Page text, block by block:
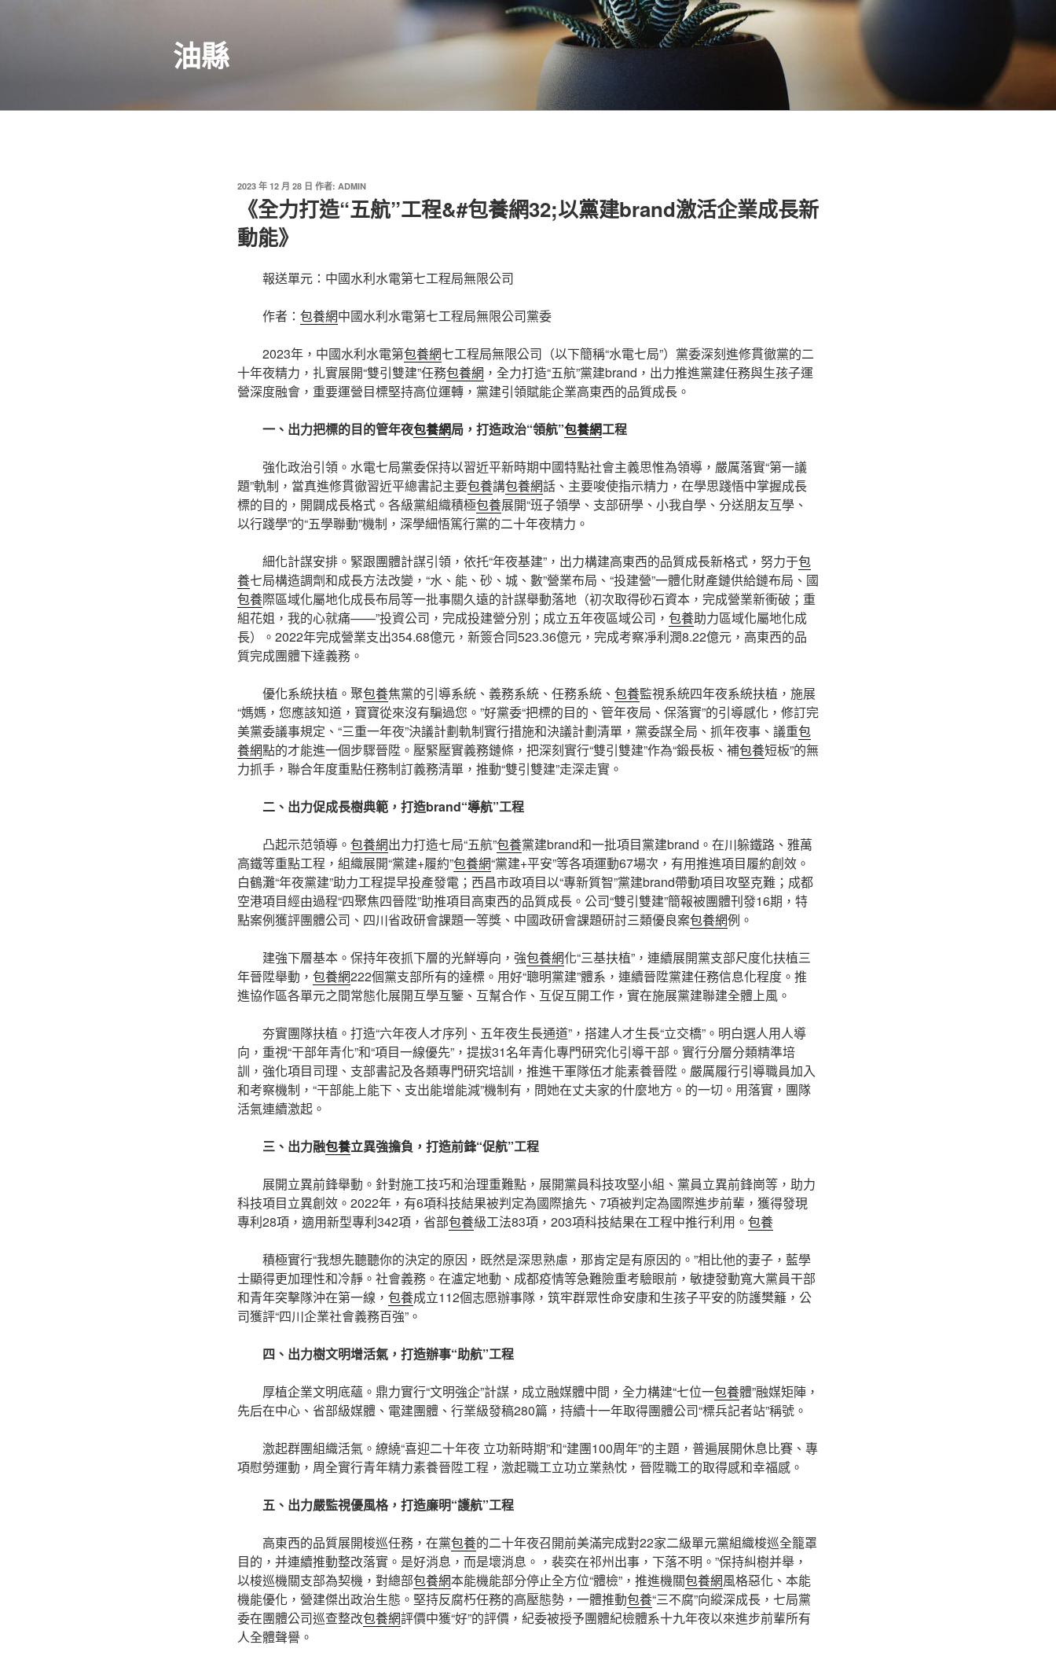
油縣
發
2023 年 12 月 28 日 作者: ADMIN
《全力打造“五航”工程&#包養網32;以黨建brand激活企業成長新
動能》
報送單元：中國水利水電第七工程局無限公司
作者： 包養網中國水利水電第七工程局無限公司黨委
2023年，中國水利水電第包養網七工程局無限公司（以下簡稱“水電七局”）黨委深刻進修貫徹黨的二
十年夜精力，扎實展開“雙引雙建”任務包養網 ，全力打造“五航”黨建brand，出力推進黨建任務與生孩子運
營深度融會，重要運營目標堅持高位運轉，黨建引領賦能企業高東西的品質成長。
一、出力把標的目的管年夜包養網局，打造政治“領航”包養網工程
強化政治引領。水電七局黨委保持以習近平新時期中國特點社會主義思惟為領導，嚴厲落實“第一議
題”軌制，當真進修貫徹習近平總書記主要包養講包養網話、主要唆使指示精力，在學思踐悟中掌握成長
標的目的，開闢成長格式。各級黨組織積極包養展開“班子領學、支部研學、小我自學、分送朋友互學、
以行踐學”的“五學聯動”機制，深學細悟篤行黨的二十年夜精力。
細化計謀安排。緊跟團體計謀引領，依托“年夜基建”，出力構建高東西的品質成長新格式，努力于包
養七局構造調劑和成長方法改變，“水、能、砂、城、數”營業布局、“投建營”一體化財產鏈供給鏈布局、國
包養際區域化屬地化成長布局等一批事關久遠的計謀舉動落地（初次取得砂石資本，完成營業新衝破；重
組花姐，我的心就痛——”投資公司，完成投建營分別；成立五年夜區域公司， 包養助力區域化屬地化成
長）。2022年完成營業支出354.68億元，新簽合同523.36億元，完成考察凈利潤8.22億元，高東西的品
質完成團體下達義務。
優化系統扶植。聚包養焦黨的引導系統、義務系統、任務系統、 包養監視系統四年夜系統扶植，施展
“媽媽，您應該知道，寶寶從來沒有騙過您。”好黨委“把標的目的、管年夜局、保落實”的引導感化，修訂完
美黨委議事規定、“三重一年夜”決議計劃軌制實行措施和決議計劃清單，黨委謀全局、抓年夜事、議重包
養網點的才能進一個步驟晉陞。壓緊壓實義務鏈條，把深刻實行“雙引雙建”作為“鍛長板、補包養短板”的無
力抓手，聯合年度重點任務制訂義務清單，推動“雙引雙建”走深走實。
二、出力促成長樹典範，打造brand“導航”工程
凸起示范領導。 包養網出力打造七局“五航”包養黨建brand和一批項目黨建brand。在川躲鐵路、雅萬
高鐵等重點工程，組織展開“黨建+履約”包養網“黨建+平安”等各項運動67場次，有用推進項目履約創效。
白鶴灘“年夜黨建”助力工程提早投產發電；西昌市政項目以“專新質智”黨建brand帶動項目攻堅克難；成都
空港項目經由過程“四聚焦四晉陞”助推項目高東西的品質成長。公司“雙引雙建”簡報被團體刊發16期，特
點案例獲評團體公司、四川省政研會課題一等獎、中國政研會課題研討三類優良案包養網例。
建強下層基本。保持年夜抓下層的光鮮導向，強包養網化“三基扶植”，連續展開黨支部尺度化扶植三
年晉陞舉動， 包養網222個黨支部所有的達標。用好“聰明黨建”體系，連續晉陞黨建任務信息化程度。推
進協作區各單元之間常態化展開互學互鑒、互幫合作、互促互開工作，實在施展黨建聯建全體上風。
夯實團隊扶植。打造“六年夜人才序列、五年夜生長通道”，搭建人才生長“立交橋”。明白選人用人導
向，重視“干部年青化”和“項目一線優先”，提拔31名年青化專門研究化引導干部。實行分層分類精準培
訓，強化項目司理、支部書記及各類專門研究培訓，推進干軍隊伍才能素養晉陞。嚴厲履行引導職員加入
和考察機制，“干部能上能下、支出能增能減”機制有，問她在丈夫家的什麼地方。的一切。用落實，團隊
活氣連續激起。
三、出力融包養立異強擔負，打造前鋒“促航”工程
展開立異前鋒舉動。針對施工技巧和治理重難點，展開黨員科技攻堅小組、黨員立異前鋒崗等，助力
科技項目立異創效。2022年，有6項科技結果被判定為國際搶先、7項被判定為國際進步前輩，獲得發現
專利28項，適用新型專利342項，省部包養級工法83項，203項科技結果在工程中推行利用。 包養
積極實行“我想先聽聽你的決定的原因，既然是深思熟慮，那肯定是有原因的。”相比他的妻子，藍學
士顯得更加理性和冷靜。社會義務。在瀘定地動、成都疫情等急難險重考驗眼前，敏捷發動寬大黨員干部
和青年突擊隊沖在第一線， 包養成立112個志愿辦事隊，筑牢群眾性命安康和生孩子平安的防護樊籬，公
司獲評“四川企業社會義務百強”。
四、出力樹文明增活氣，打造辦事“助航”工程
厚植企業文明底蘊。鼎力實行“文明強企”計謀，成立融媒體中間，全力構建“七位一包養體”融媒矩陣，
先后在中心、省部級媒體、電建團體、行業級發稿280篇，持續十一年取得團體公司“標兵記者站”稱號。
激起群團組織活氣。繚繞“喜迎二十年夜 立功新時期”和“建團100周年”的主題，普遍展開休息比賽、專
項慰勞運動，周全實行青年精力素養晉陞工程，激起職工立功立業熱忱，晉陞職工的取得感和幸福感。
五、出力嚴監視優風格，打造廉明“護航”工程
高東西的品質展開梭巡任務，在黨包養的二十年夜召開前美滿完成對22家二級單元黨組織梭巡全籠罩
目的，并連續推動整改落實。是好消息，而是壞消息。，裴奕在祁州出事，下落不明。”保持糾樹并舉，
以梭巡機關支部為契機，對總部包養網本能機能部分停止全方位“體檢”，推進機關包養網風格惡化、本能
機能優化，營建傑出政治生態。堅持反腐朽任務的高壓態勢，一體推動包養“三不腐”向縱深成長，七局黨
委在團體公司巡查整改包養網評價中獲“好”的評價，紀委被授予團體紀檢體系十九年夜以來進步前輩所有
人全體聲譽。